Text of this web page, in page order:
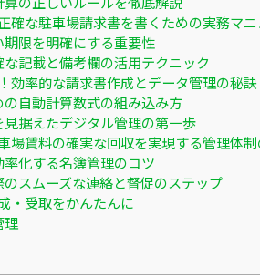
確な駐車場請求書を書くための実務マ
限を明確にする重要性
記載と備考欄の活用テクニック
効率的な請求書作成とデータ管理の秘訣
自動計算数式の組み込み方
据えたデジタル管理の第一歩
場賃料の確実な回収を実現する管理体
化する名簿管理のコツ
スムーズな連絡と督促のステップ
・受取をかんたんに
理